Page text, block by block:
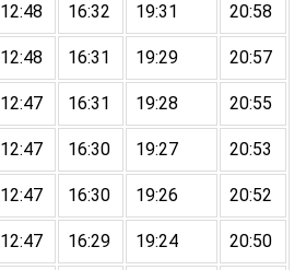
12:48 16:32 19:31 20:58
12:48 16:31 19:29 20:57
12:47 16:31 19:28 20:55
12:47 16:30 19:27 20:53
12:47 16:30 19:26 20:52
12:47 16:29 19:24 20:50